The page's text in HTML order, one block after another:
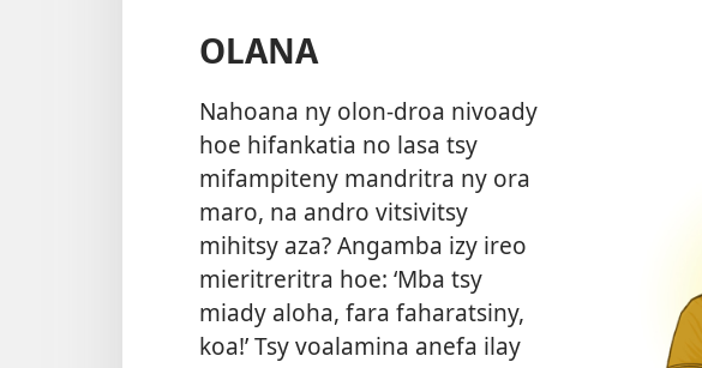
OLANA
Nahoana ny olon-droa nivoady
hoe hifankatia no lasa tsy
mifampiteny mandritra ny ora
maro, na andro vitsivitsy
mihitsy aza? Angamba izy ireo
mieritreritra hoe: ‘Mba tsy
miady aloha, fara faharatsiny,
koa!’ Tsy voalamina anefa ilay